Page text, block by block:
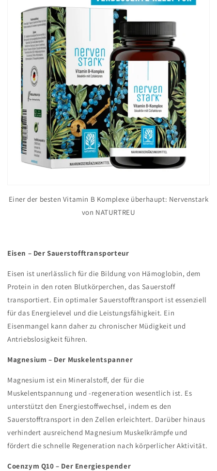
Einer der besten Vitamin B Komplexe überhaupt: Nervenstark
von NATURTREU
Eisen – Der Sauerstofftransporteur
Eisen ist unerlässlich für die Bildung von Hämoglobin, dem
Protein in den roten Blutkörperchen, das Sauerstoff
transportiert. Ein optimaler Sauerstofftransport ist essenziell
für das Energielevel und die Leistungsfähigkeit. Ein
Eisenmangel kann daher zu chronischer Müdigkeit und
Antriebslosigkeit führen.
Magnesium – Der Muskelentspanner
Magnesium ist ein Mineralstoff, der für die
Muskelentspannung und -regeneration wesentlich ist. Es
unterstützt den Energiestoffwechsel, indem es den
Sauerstofftransport in den Zellen erleichtert. Darüber hinaus
verhindert ausreichend Magnesium Muskelkrämpfe und
fördert die schnelle Regeneration nach körperlicher Aktivität.
Coenzym Q10 – Der Energiespender